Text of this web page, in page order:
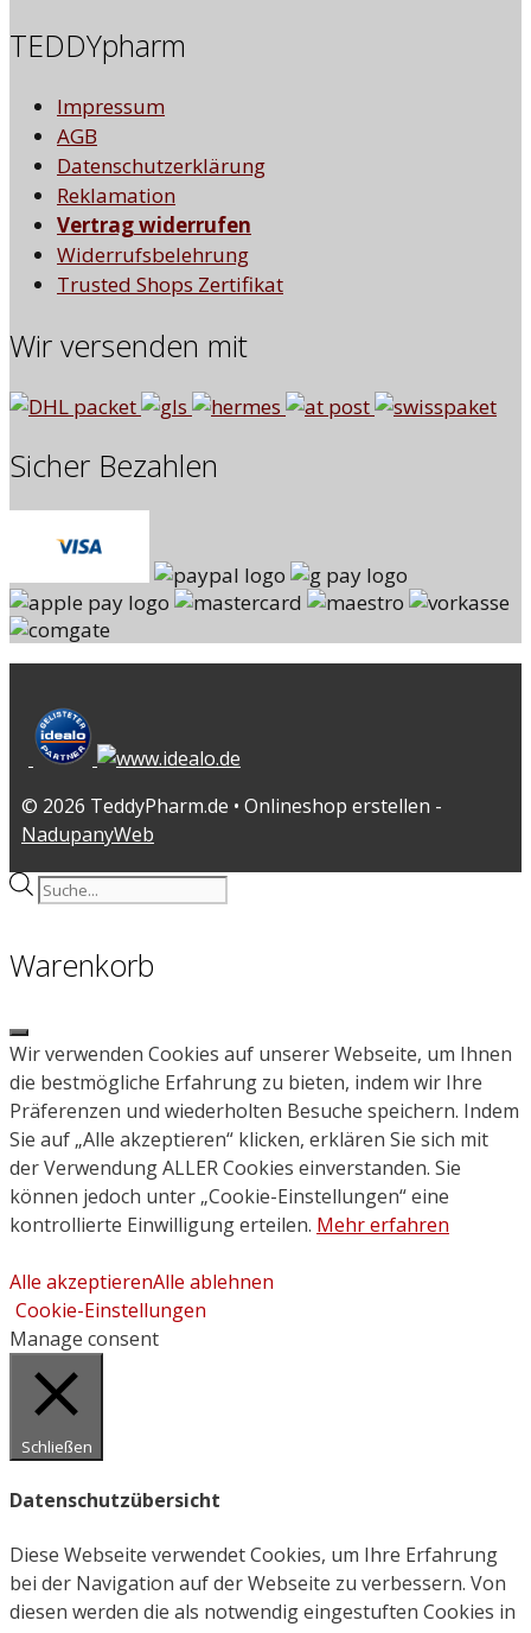
TEDDYpharm
Impressum
AGB
Datenschutzerklärung
Reklamation
Vertrag widerrufen
Widerrufsbelehrung
Trusted Shops Zertifikat
Wir versenden mit
Sicher Bezahlen
© 2026 TeddyPharm.de • Onlineshop erstellen -
NadupanyWeb
Products
Warenkorb
Close
Wir verwenden Cookies auf unserer Webseite, um Ihnen
die bestmögliche Erfahrung zu bieten, indem wir Ihre
Präferenzen und wiederholten Besuche speichern. Indem
Sie auf „Alle akzeptieren“ klicken, erklären Sie sich mit
der Verwendung ALLER Cookies einverstanden. Sie
können jedoch unter „Cookie-Einstellungen“ eine
kontrollierte Einwilligung erteilen. Mehr erfahren
Alle akzeptierenAlle ablehnen
Cookie-Einstellungen
Manage consent
Schließen
Datenschutzübersicht
Diese Webseite verwendet Cookies, um Ihre Erfahrung
bei der Navigation auf der Webseite zu verbessern. Von
diesen werden die als notwendig eingestuften Cookies in